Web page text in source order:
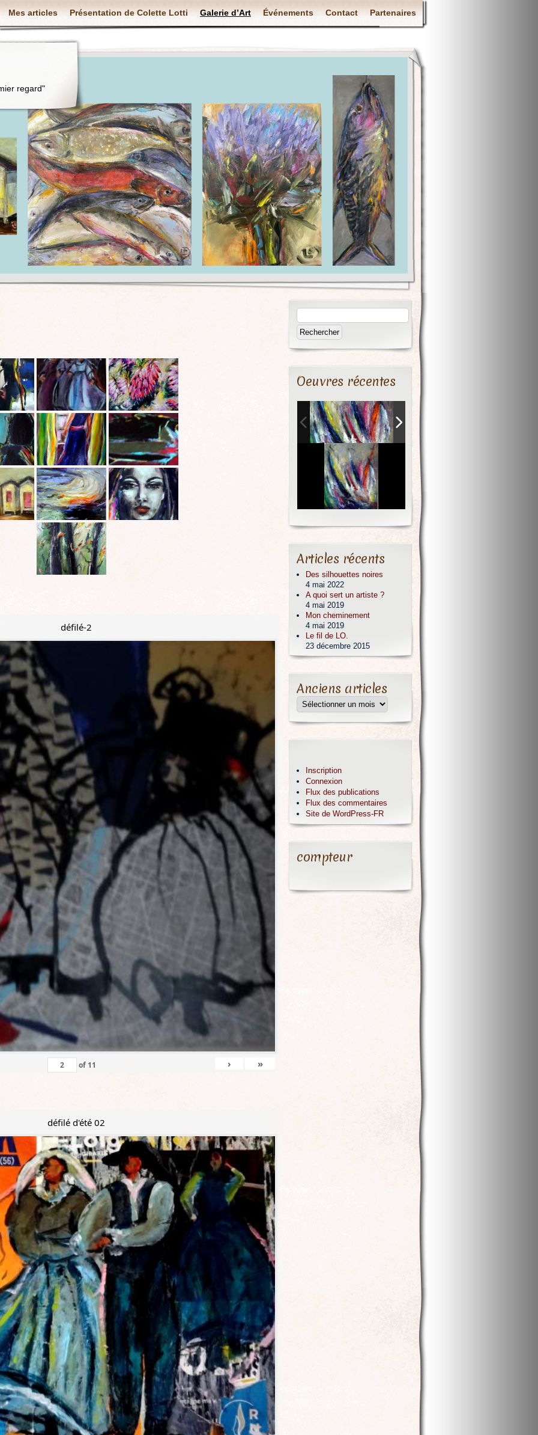
Mes articles Présentation de Colette Lotti Galerie d’Art Événements Contact Partenaires
regard"
défilé-2
of 11 › »
défilé d'été 02
Oeuvres récentes
Articles récents
Des silhouettes noires
4 mai 2022
A quoi sert un artiste ?
4 mai 2019
Mon cheminement
4 mai 2019
Le fil de LO.
23 décembre 2015
Anciens articles
Inscription
Connexion
Flux des publications
Flux des commentaires
Site de WordPress-FR
compteur